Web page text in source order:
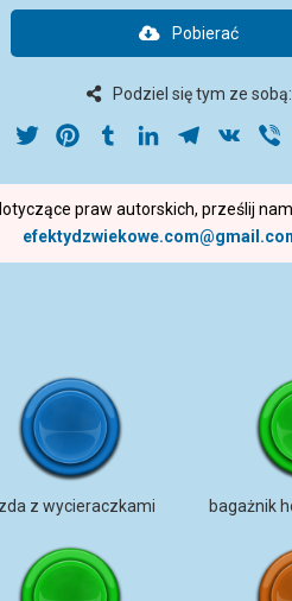
Pobierać
Podziel się tym ze sobą:
Facebook
Twitter PinterestTumblrLinkedInTelegram
VK
praw autorskich, prześlij
z wycieraczkami bagażnik